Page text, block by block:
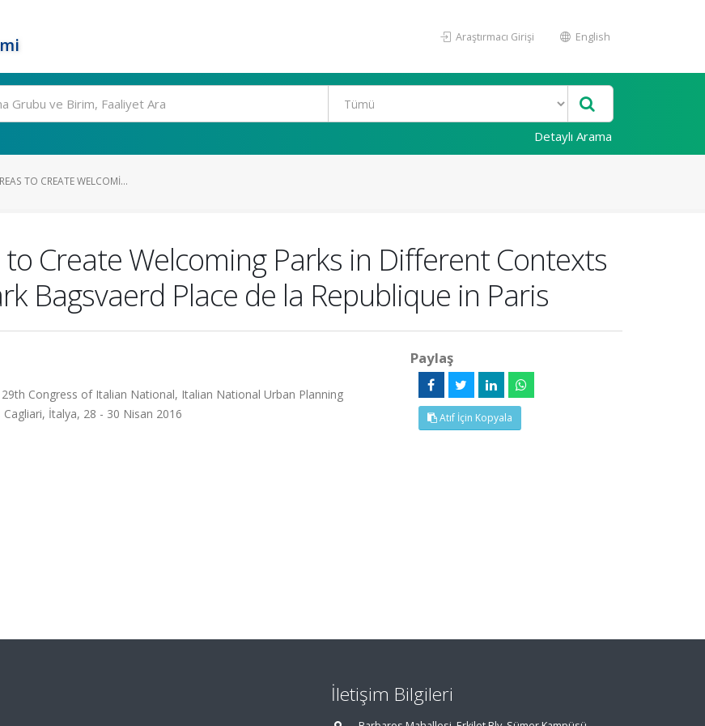
Araştırmacı Girişi English
Detaylı Arama
TO CREATE WELCOMI...
Create Welcoming Parks in Different Contexts
Bagsvaerd Place de la Republique in Paris
Congress of Italian National, Italian National Urban Planning
İtalya, 28 - 30 Nisan 2016
Paylaş
Atıf İçin Kopyala
İletişim Bilgileri